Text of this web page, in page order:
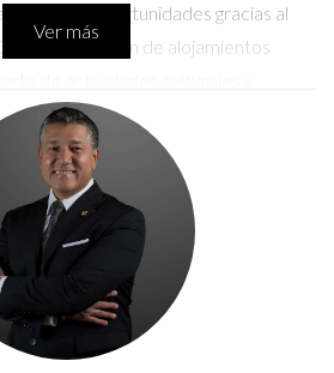
mayores oportunidades gracias al
la creación de alojamientos
del planeta tiene algo que ofrecer. En
en cómo el crecimiento
el futuro de diversas regiones y
de esta emocionante transformación.
en el Crecimiento
Ver más